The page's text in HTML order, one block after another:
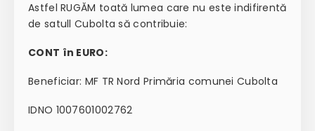
Astfel RUGĂM toată lumea care nu este indifirentă
de satull Cubolta să contribuie:
CONT în EURO:
Beneficiar: MF TR Nord Primăria comunei Cubolta
IDNO 1007601002762